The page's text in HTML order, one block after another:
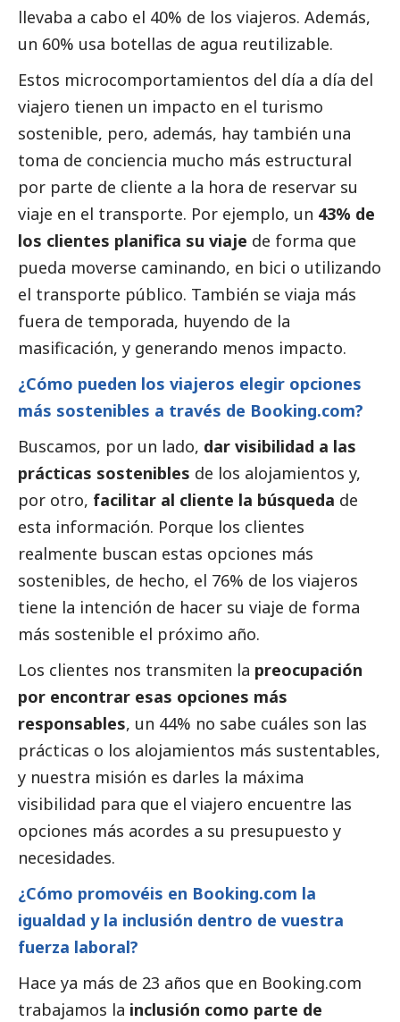
llevaba a cabo el 40% de los viajeros. Además,
un 60% usa botellas de agua reutilizable.
Estos microcomportamientos del día a día del
viajero tienen un impacto en el turismo
sostenible, pero, además, hay también una
toma de conciencia mucho más estructural
por parte de cliente a la hora de reservar su
viaje en el transporte. Por ejemplo, un 43% de
los clientes planifica su viaje de forma que
pueda moverse caminando, en bici o utilizando
el transporte público. También se viaja más
fuera de temporada, huyendo de la
masificación, y generando menos impacto.
¿Cómo pueden los viajeros elegir opciones
más sostenibles a través de Booking.com?
Buscamos, por un lado, dar visibilidad a las
prácticas sostenibles de los alojamientos y,
por otro, facilitar al cliente la búsqueda de
esta información. Porque los clientes
realmente buscan estas opciones más
sostenibles, de hecho, el 76% de los viajeros
tiene la intención de hacer su viaje de forma
más sostenible el próximo año.
Los clientes nos transmiten la preocupación
por encontrar esas opciones más
responsables, un 44% no sabe cuáles son las
prácticas o los alojamientos más sustentables,
y nuestra misión es darles la máxima
visibilidad para que el viajero encuentre las
opciones más acordes a su presupuesto y
necesidades.
¿Cómo promovéis en Booking.com la
igualdad y la inclusión dentro de vuestra
fuerza laboral?
Hace ya más de 23 años que en Booking.com
trabajamos la inclusión como parte de